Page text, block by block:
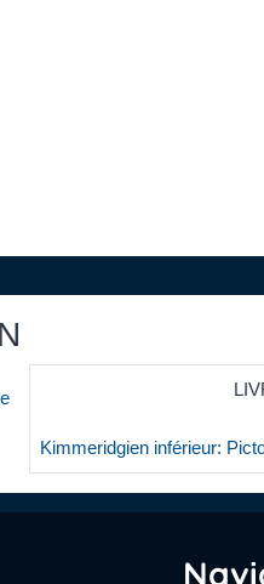
Kimmeridgien inférieur: